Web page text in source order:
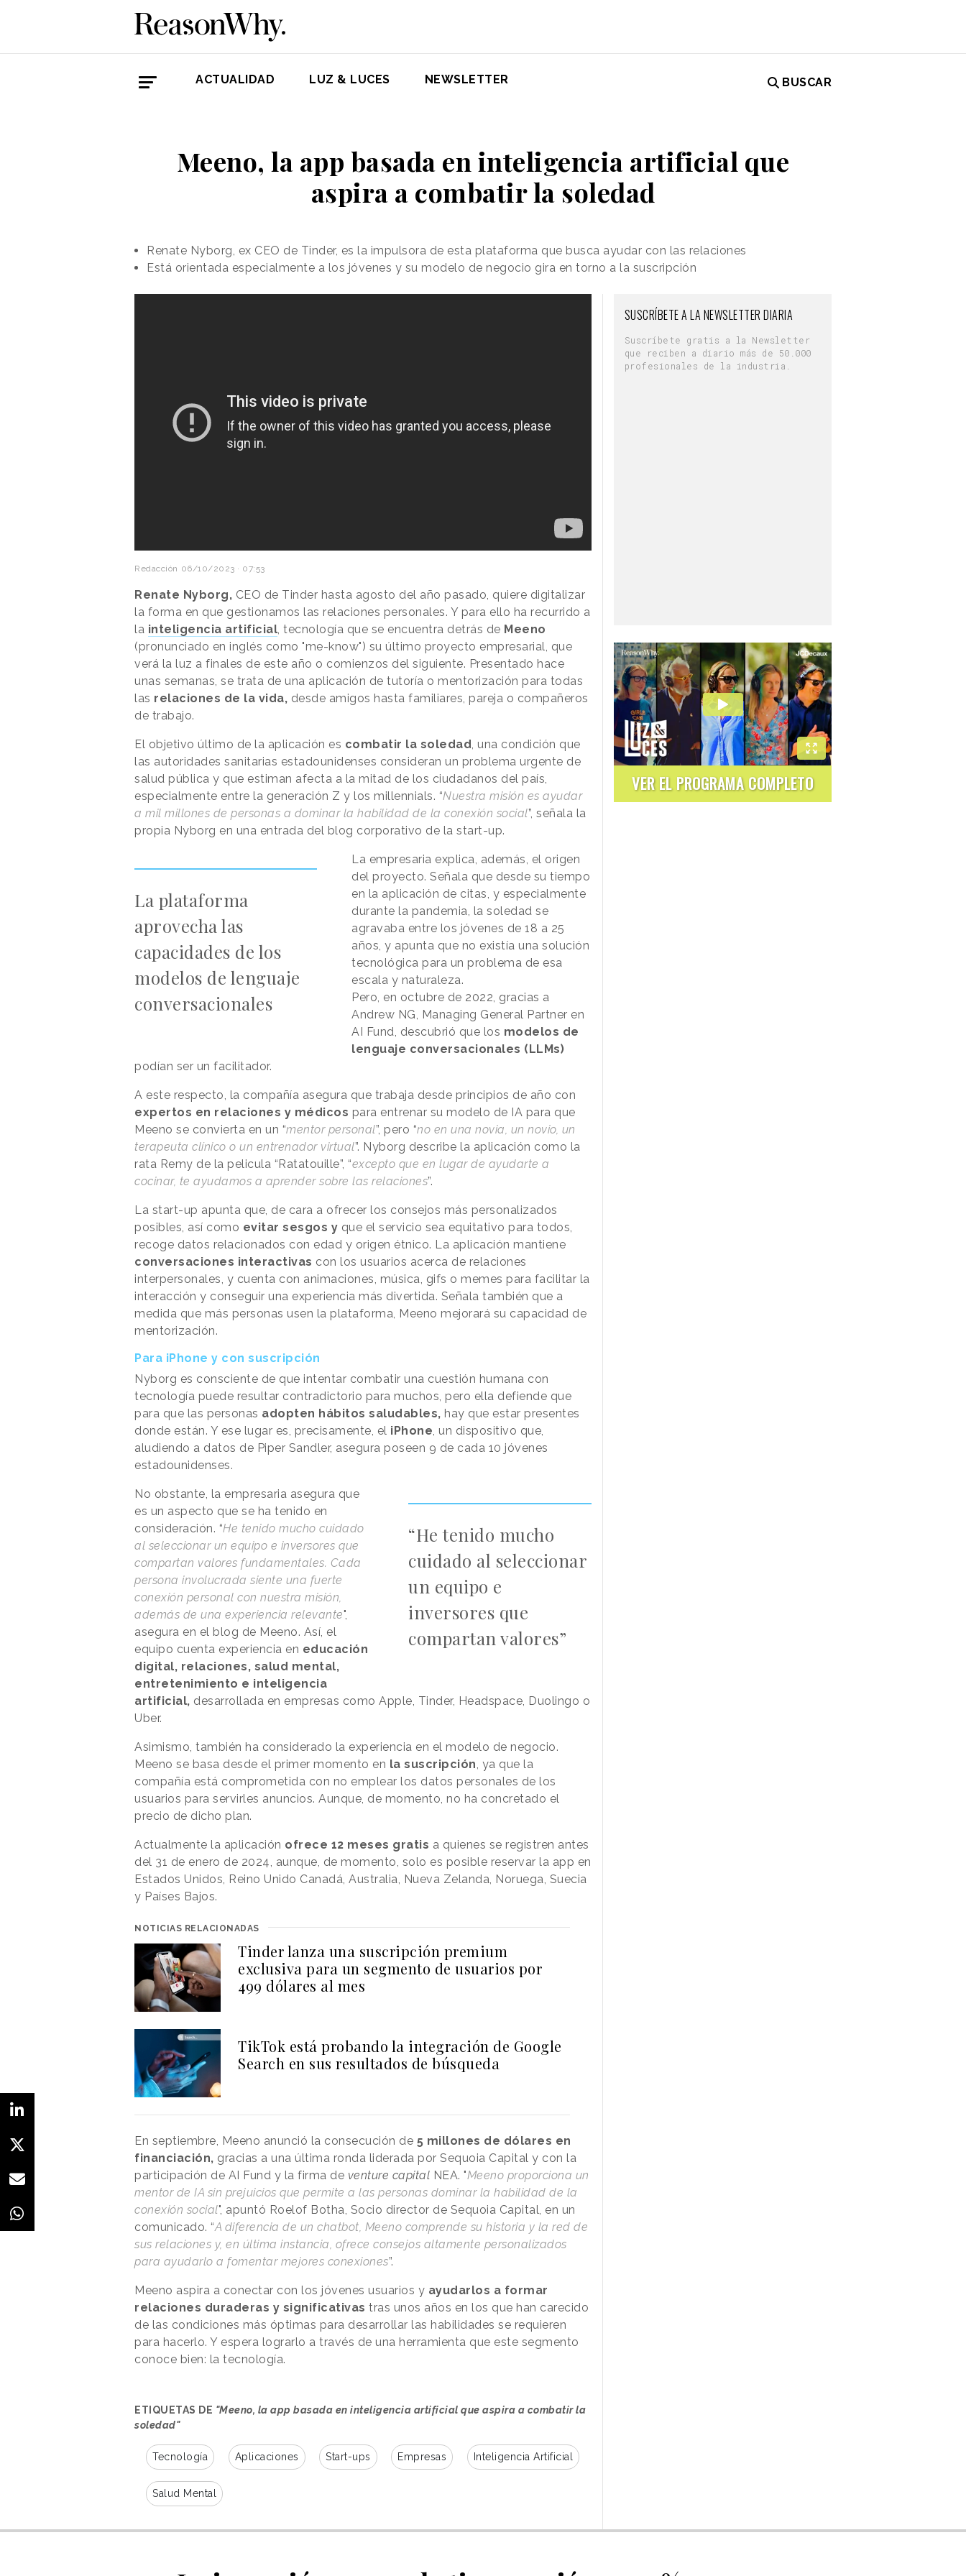
ACTUALIDAD LUZ & LUCES NEWSLETTER BUSCAR
Meeno, la app basada en inteligencia artificial que
aspira a combatir la soledad
Renate Nyborg, ex CEO de Tinder, es la impulsora de esta plataforma que busca ayudar con las relaciones
Está orientada especialmente a los jóvenes y su modelo de negocio gira en torno a la suscripción
Redacción 06/10/2023 · 07:53
Renate Nyborg, CEO de Tinder hasta agosto del año pasado, quiere digitalizar
la forma en que gestionamos las relaciones personales. Y para ello ha recurrido a
la inteligencia artificial, tecnología que se encuentra detrás de Meeno
(pronunciado en inglés como "me-know") su último proyecto empresarial, que
verá la luz a finales de este año o comienzos del siguiente. Presentado hace
unas semanas, se trata de una aplicación de tutoría o mentorización para todas
las relaciones de la vida, desde amigos hasta familiares, pareja o compañeros
de trabajo.
El objetivo último de la aplicación es combatir la soledad, una condición que
las autoridades sanitarias estadounidenses consideran un problema urgente de
salud pública y que estiman afecta a la mitad de los ciudadanos del país,
especialmente entre la generación Z y los millennials. “Nuestra misión es ayudar
a mil millones de personas a dominar la habilidad de la conexión social”, señala la
propia Nyborg en una entrada del blog corporativo de la start-up.
La plataforma
aprovecha las
capacidades de los
modelos de lenguaje
conversacionales
La empresaria explica, además, el origen
del proyecto. Señala que desde su tiempo
en la aplicación de citas, y especialmente
durante la pandemia, la soledad se
agravaba entre los jóvenes de 18 a 25
años, y apunta que no existía una solución
tecnológica para un problema de esa
escala y naturaleza.
Pero, en octubre de 2022, gracias a
Andrew NG, Managing General Partner en
AI Fund, descubrió que los modelos de
lenguaje conversacionales (LLMs)
podían ser un facilitador.
A este respecto, la compañía asegura que trabaja desde principios de año con
expertos en relaciones y médicos para entrenar su modelo de IA para que
Meeno se convierta en un “mentor personal”, pero “no en una novia, un novio, un
terapeuta clínico o un entrenador virtual”. Nyborg describe la aplicación como la
rata Remy de la pelicula “Ratatouille”, “excepto que en lugar de ayudarte a
cocinar, te ayudamos a aprender sobre las relaciones”.
La start-up apunta que, de cara a ofrecer los consejos más personalizados
posibles, así como evitar sesgos y que el servicio sea equitativo para todos,
recoge datos relacionados con edad y origen étnico. La aplicación mantiene
conversaciones interactivas con los usuarios acerca de relaciones
interpersonales, y cuenta con animaciones, música, gifs o memes para facilitar la
interacción y conseguir una experiencia más divertida. Señala también que a
medida que más personas usen la plataforma, Meeno mejorará su capacidad de
mentorización.
Para iPhone y con suscripción
Nyborg es consciente de que intentar combatir una cuestión humana con
tecnología puede resultar contradictorio para muchos, pero ella defiende que
para que las personas adopten hábitos saludables, hay que estar presentes
donde están. Y ese lugar es, precisamente, el iPhone, un dispositivo que,
aludiendo a datos de Piper Sandler, asegura poseen 9 de cada 10 jóvenes
estadounidenses.
“He tenido mucho
cuidado al seleccionar
un equipo e
inversores que
compartan valores”
No obstante, la empresaria asegura que
es un aspecto que se ha tenido en
consideración. “He tenido mucho cuidado
al seleccionar un equipo e inversores que
compartan valores fundamentales. Cada
persona involucrada siente una fuerte
conexión personal con nuestra misión,
además de una experiencia relevante",
asegura en el blog de Meeno. Así, el
equipo cuenta experiencia en educación
digital, relaciones, salud mental,
entretenimiento e inteligencia
artificial, desarrollada en empresas como Apple, Tinder, Headspace, Duolingo o
Uber.
Asimismo, también ha considerado la experiencia en el modelo de negocio.
Meeno se basa desde el primer momento en la suscripción, ya que la
compañía está comprometida con no emplear los datos personales de los
usuarios para servirles anuncios. Aunque, de momento, no ha concretado el
precio de dicho plan.
Actualmente la aplicación ofrece 12 meses gratis a quienes se registren antes
del 31 de enero de 2024, aunque, de momento, solo es posible reservar la app en
Estados Unidos, Reino Unido Canadá, Australia, Nueva Zelanda, Noruega, Suecia
y Países Bajos.
NOTICIAS RELACIONADAS
Tinder lanza una suscripción premium
exclusiva para un segmento de usuarios por
499 dólares al mes
TikTok está probando la integración de Google
Search en sus resultados de búsqueda
En septiembre, Meeno anunció la consecución de 5 millones de dólares en
financiación, gracias a una última ronda liderada por Sequoia Capital y con la
participación de AI Fund y la firma de venture capital NEA. "Meeno proporciona un
mentor de IA sin prejuicios que permite a las personas dominar la habilidad de la
conexión social", apuntó Roelof Botha, Socio director de Sequoia Capital, en un
comunicado. “A diferencia de un chatbot, Meeno comprende su historia y la red de
sus relaciones y, en última instancia, ofrece consejos altamente personalizados
para ayudarlo a fomentar mejores conexiones”.
Meeno aspira a conectar con los jóvenes usuarios y ayudarlos a formar
relaciones duraderas y significativas tras unos años en los que han carecido
de las condiciones más óptimas para desarrollar las habilidades se requieren
para hacerlo. Y espera lograrlo a través de una herramienta que este segmento
conoce bien: la tecnología.
ETIQUETAS DE "Meeno, la app basada en inteligencia artificial que aspira a combatir la
soledad"
Tecnología Aplicaciones Start-ups Empresas Inteligencia Artificial
Salud Mental
SUSCRÍBETE A LA NEWSLETTER DIARIA
Suscríbete gratis a la Newsletter
que reciben a diario más de 50.000
profesionales de la industria.
VER EL PROGRAMA COMPLETO